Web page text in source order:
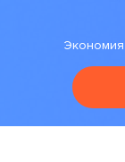
Экономия